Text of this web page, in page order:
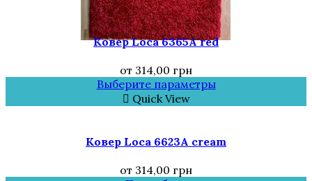
Ковер Loca 6365A red
от 314,00 грн
Выберите параметры
Quick View
Ковер Loca 6623A cream
от 314,00 грн